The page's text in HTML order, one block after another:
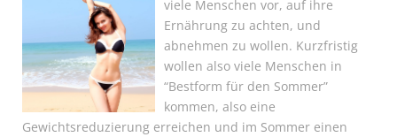
viele Menschen vor, auf ihre
Ernährung zu achten, und
abnehmen zu wollen. Kurzfristig
wollen also viele Menschen in
“Bestform für den Sommer”
kommen, also eine
Gewichtsreduzierung erreichen und im Sommer einen